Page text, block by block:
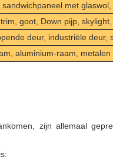
met
goot, Down pijp,
deur, industriële deur,
aluminium-raam, metalen
zijn allemaal